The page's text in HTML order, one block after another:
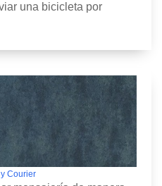
una bicicleta por
Courier